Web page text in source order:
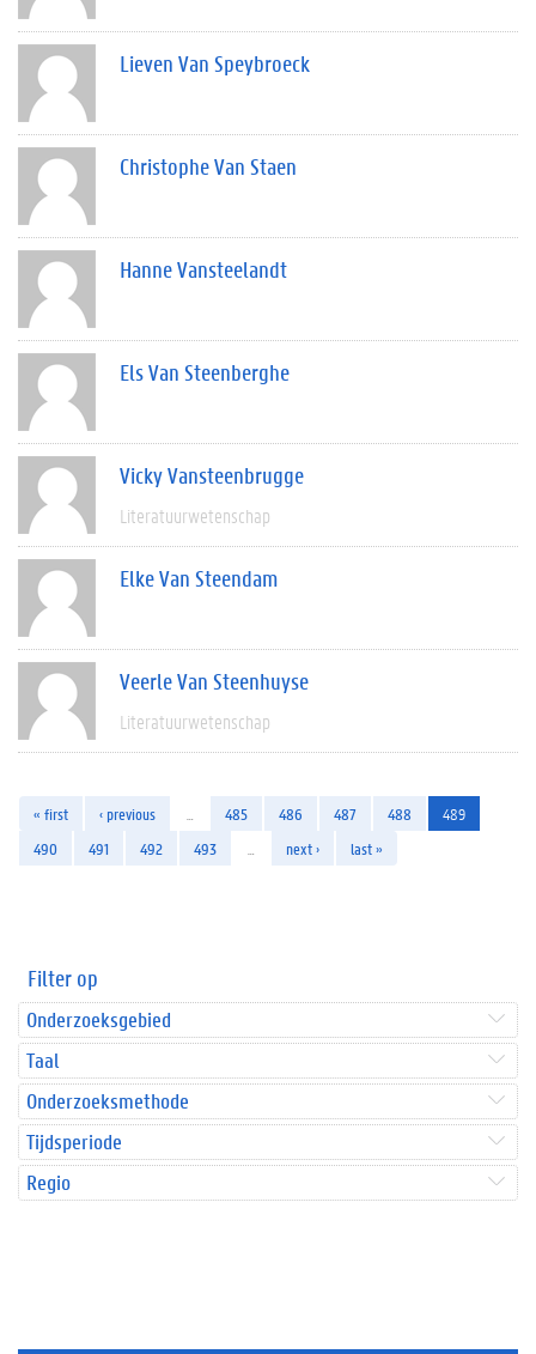
Lieven Van Speybroeck
Christophe Van Staen
Hanne Vansteelandt
Els Van Steenberghe
Vicky Vansteenbrugge
Literatuurwetenschap
Elke Van Steendam
Veerle Van Steenhuyse
Literatuurwetenschap
« first ‹ previous 485 486 487 488
489
490
491 492 493 next › last »
Filter op
Onderzoeksgebied
Taal
Onderzoeksmethode
Tijdsperiode
Regio